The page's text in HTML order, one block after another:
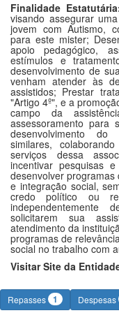
Finalidade
visando assegurar
jovem com Autismo,
para este mister;
apoio pedagógico,
estímulos e
desenvolvimento de
venham atender às
assistidos; Prestar
"Artigo 4º", e a
campo da
assessoramento para
desenvolvimento
similares,
serviços dessa
incentivar pesquisas
desenvolver
e integração social,
credo político ou
independentemente
solicitarem sua
atendimento da
programas de
social no trabalho com
Visitar Site da
Repasses 1 Despesas